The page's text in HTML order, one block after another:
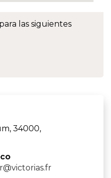
las siguientes
34000,